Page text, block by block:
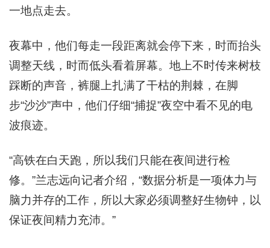
一地点走去。
夜幕中，他们每走一段距离就会停下来，时而抬头
调整天线，时而低头看着屏幕。地上不时传来树枝
踩断的声音，裤腿上扎满了干枯的荆棘，在脚
步“沙沙”声中，他们仔细“捕捉”夜空中看不见的电
波痕迹。
“高铁在白天跑，所以我们只能在夜间进行检
修。”兰志远向记者介绍，“数据分析是一项体力与
脑力并存的工作，所以大家必须调整好生物钟，以
保证夜间精力充沛。”